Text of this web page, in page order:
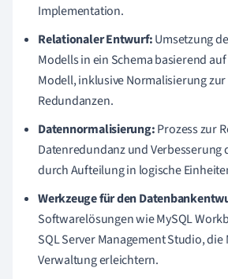
Implementation.
Relationaler Entwurf:Umsetzung
Modells in ein Schema basierend
Modell, inklusive Normalisierung
Redundanzen.
Datennormalisierung:Prozess zur
Datenredundanz und Verbesserung
durch Aufteilung in logische
Werkzeuge für den
Softwarelösungen wie MySQL
SQL Server Management Studio,
Verwaltung erleichtern.